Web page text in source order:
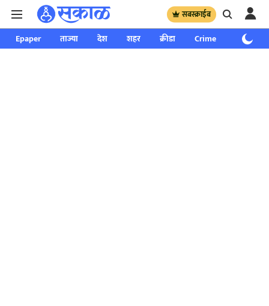
सबस्क्राईब
Epaper ताज्या देश शहर क्रीडा Crime साप्ताहिक